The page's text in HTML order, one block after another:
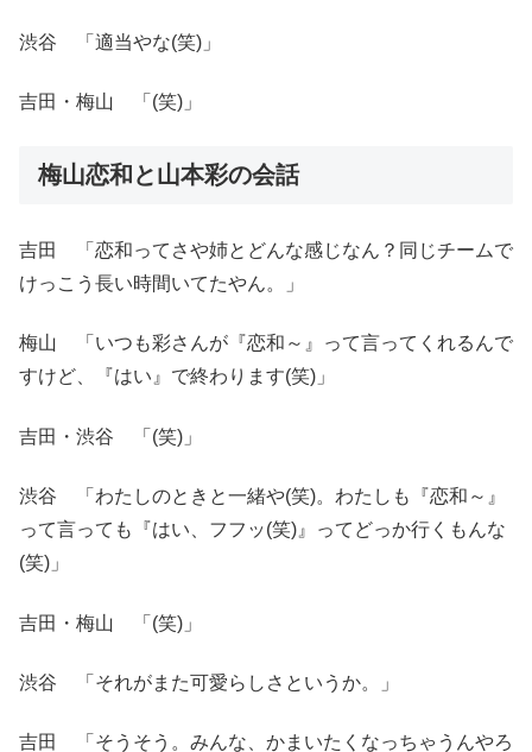
渋谷 「適当やな(笑)」
吉田・梅山 「(笑)」
梅山恋和と山本彩の会話
吉田 「恋和ってさや姉とどんな感じなん？同じチームで
けっこう長い時間いてたやん。」
梅山 「いつも彩さんが『恋和～』って言ってくれるんで
すけど、『はい』で終わります(笑)」
吉田・渋谷 「(笑)」
渋谷 「わたしのときと一緒や(笑)。わたしも『恋和～』
って言っても『はい、フフッ(笑)』ってどっか行くもんな
(笑)」
吉田・梅山 「(笑)」
渋谷 「それがまた可愛らしさというか。」
吉田 「そうそう。みんな、かまいたくなっちゃうんやろ